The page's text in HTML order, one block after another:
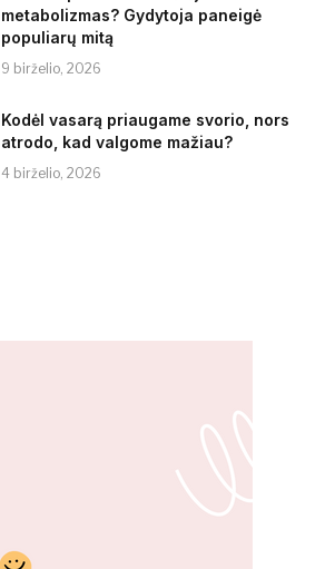
metabolizmas? Gydytoja paneigė
populiarų mitą
9 birželio, 2026
Kodėl vasarą priaugame svorio, nors
atrodo, kad valgome mažiau?
4 birželio, 2026